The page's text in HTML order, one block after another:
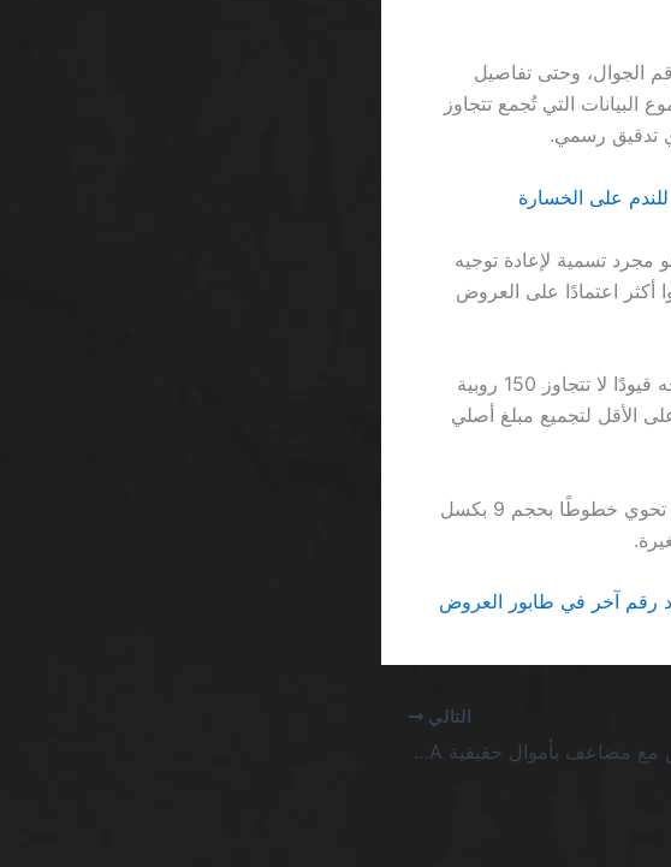
الجوال، وحتى تفاصيل
فإن مجموع البيانات التي تُجمع تتجاوز
تسمية لإعادة توجيه
أكثر اعتمادًا على العروض
وفي النهاية، عندما يُطالب أحد اللاعبين بسحب 500 روبية، قد يواجه قيودًا لا تتجاوز 150 روبية
الأقل لتجميع مبلغ أصلي
وإلى جانب هذه الأرقام، لا نغفل عن حقيقة أن واجهة بعض الألعاب تحوي خطوطًا بحجم 9 بكسل
التالي
سلوتس مع مضاعف بأموال حقيقية SA: عندما يتحول الضحك إلى حسابات باردة